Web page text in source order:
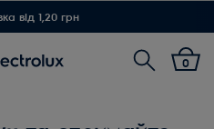
від 1,20 грн
Пошук
0